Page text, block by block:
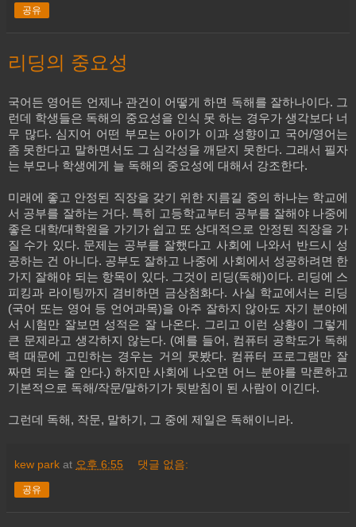
공유
리딩의 중요성
국어든 영어든 언제나 관건이 어떻게 하면 독해를 잘하나이다. 그
런데 학생들은 독해의 중요성을 인식 못 하는 경우가 생각보다 너
무 많다. 심지어 어떤 부모는 아이가 이과 성향이고 국어/영어는
좀 못한다고 말하면서도 그 심각성을 깨닫지 못한다. 그래서 필자
는 부모나 학생에게 늘 독해의 중요성에 대해서 강조한다.
미래에 좋고 안정된 직장을 갖기 위한 지름길 중의 하나는 학교에
서 공부를 잘하는 거다. 특히 고등학교부터 공부를 잘해야 나중에
좋은 대학/대학원을 가기가 쉽고 또 상대적으로 안정된 직장을 가
질 수가 있다. 문제는 공부를 잘했다고 사회에 나와서 반드시 성
공하는 건 아니다. 공부도 잘하고 나중에 사회에서 성공하려면 한
가지 잘해야 되는 항목이 있다. 그것이 리딩(독해)이다. 리딩에 스
피킹과 라이팅까지 겸비하면 금상첨화다. 사실 학교에서는 리딩
(국어 또는 영어 등 언어과목)을 아주 잘하지 않아도 자기 분야에
서 시험만 잘보면 성적은 잘 나온다. 그리고 이런 상황이 그렇게
큰 문제라고 생각하지 않는다. (예를 들어, 컴퓨터 공학도가 독해
력 때문에 고민하는 경우는 거의 못봤다. 컴퓨터 프로그램만 잘
짜면 되는 줄 안다.) 하지만 사회에 나오면 어느 분야를 막론하고
기본적으로 독해/작문/말하기가 뒷받침이 된 사람이 이긴다.
그런데 독해, 작문, 말하기, 그 중에 제일은 독해이니라.
kew park at 오후 6:55 댓글 없음:
공유